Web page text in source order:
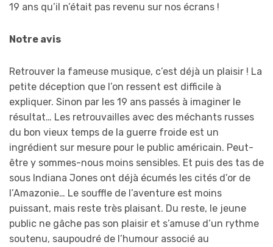
19 ans qu’il n’était pas revenu sur nos écrans !
Notre avis
Retrouver la fameuse musique, c’est déjà un plaisir ! La
petite déception que l’on ressent est difficile à
expliquer. Sinon par les 19 ans passés à imaginer le
résultat… Les retrouvailles avec des méchants russes
du bon vieux temps de la guerre froide est un
ingrédient sur mesure pour le public américain. Peut-
être y sommes-nous moins sensibles. Et puis des tas de
sous Indiana Jones ont déjà écumés les cités d’or de
l’Amazonie… Le souffle de l’aventure est moins
puissant, mais reste très plaisant. Du reste, le jeune
public ne gâche pas son plaisir et s’amuse d’un rythme
soutenu, saupoudré de l’humour associé au